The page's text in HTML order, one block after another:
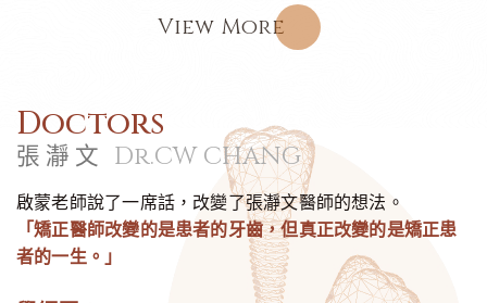
View More
Doctors
張瀞文 Dr.CW CHANG
啟蒙老師說了一席話，改變了張瀞文醫師的想法。
「矯正醫師改變的是患者的牙齒，但真正改變的是矯正患
者的一生。」